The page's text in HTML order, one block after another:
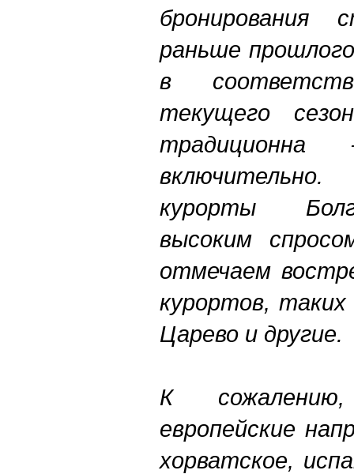
бронирования
раньше
в
текущего
курорты
высоким
отмечаем
курортов, таких
Царево и другие.
К
европейские
хорватское,